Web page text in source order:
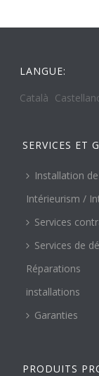
LANGUE:
Català
SERVICES ET
Installation
Intérieurism /
Services
Services de
Réparations
installations
Garanties
PRODUITS